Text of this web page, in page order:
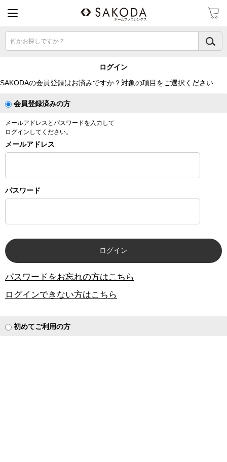
何かお探しですか？
ログイン
SAKODAの会員登録はお済みですか？対象の項目をご選択ください
会員登録済みの方
メールアドレスとパスワードを入力して
ログインしてください。
メールアドレス
パスワード
パスワードをお忘れの方はこちら
ログインできない方はこちら
初めてご利用の方